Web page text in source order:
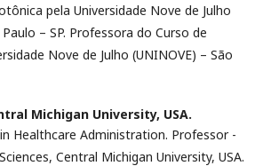
pela Universidade Nove de Julho
– SP. Professora do Curso de
Nove de Julho (UNINOVE) – São
Michigan University, USA.
in Healthcare Administration. Professor -
Central Michigan University, USA.